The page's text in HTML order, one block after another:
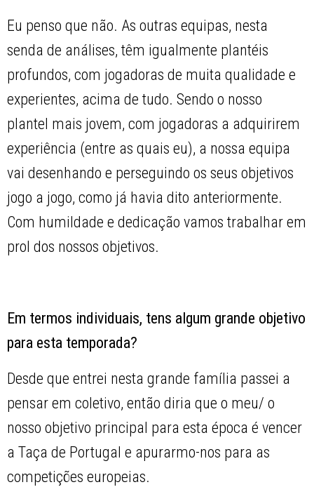
Eu penso que não. As outras equipas, nesta
senda de análises, têm igualmente plantéis
profundos, com jogadoras de muita qualidade e
experientes, acima de tudo. Sendo o nosso
plantel mais jovem, com jogadoras a adquirirem
experiência (entre as quais eu), a nossa equipa
vai desenhando e perseguindo os seus objetivos
jogo a jogo, como já havia dito anteriormente.
Com humildade e dedicação vamos trabalhar em
prol dos nossos objetivos.
Em termos individuais, tens algum grande objetivo
para esta temporada?
Desde que entrei nesta grande família passei a
pensar em coletivo, então diria que o meu/ o
nosso objetivo principal para esta época é vencer
a Taça de Portugal e apurarmo-nos para as
competições europeias.